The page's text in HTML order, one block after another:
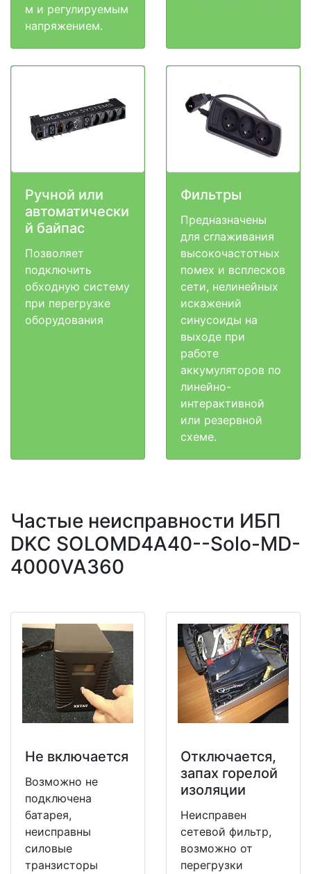
м и регулируемым
напряжением.
Ручной или
автоматически
й байпас
Позволяет
подключить
обходную систему
при перегрузке
оборудования
Фильтры
Предназначены
для сглаживания
высокочастотных
помех и всплесков
сети, нелинейных
искажений
синусоиды на
выходе при
работе
аккумуляторов по
линейно-
интерактивной
или резервной
схеме.
Частые неисправности ИБП
DKC SOLOMD4A40--Solo-MD-
4000VA360
Не включается
Возможно не
подключена
батарея,
неисправны
силовые
транзисторы
Отключается,
запах горелой
изоляции
Неисправен
сетевой фильтр,
возможно от
перегрузки